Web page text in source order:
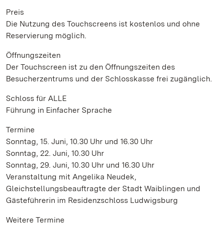
Preis
Die Nutzung des Touchscreens ist kostenlos und ohne
Reservierung möglich.
Öffnungszeiten
Der Touchscreen ist zu den Öffnungszeiten des
Besucherzentrums und der Schlosskasse frei zugänglich.
Schloss für ALLE
Führung in Einfacher Sprache
Termine
Sonntag, 15. Juni, 10.30 Uhr und 16.30 Uhr
Sonntag, 22. Juni, 10.30 Uhr
Sonntag, 29. Juni, 10.30 Uhr und 16.30 Uhr
Veranstaltung mit Angelika Neudek,
Gleichstellungsbeauftragte der Stadt Waiblingen und
Gästeführerin im Residenzschloss Ludwigsburg
Weitere Termine